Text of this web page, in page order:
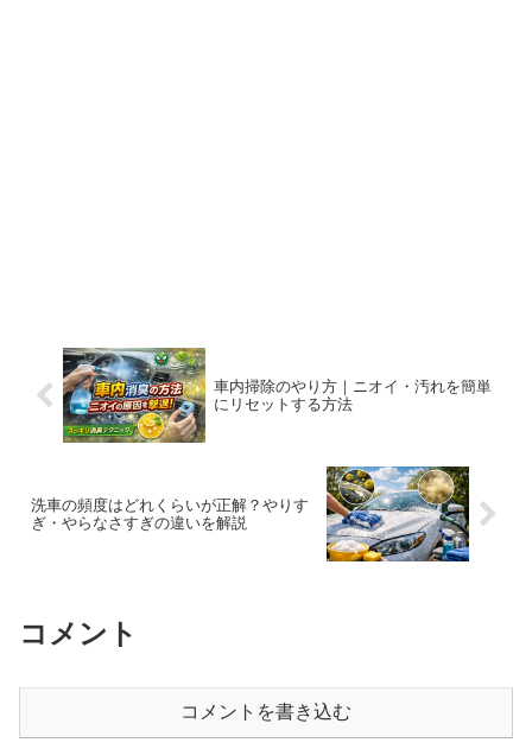
車内掃除のやり方｜ニオイ・汚れを簡単
にリセットする方法
洗車の頻度はどれくらいが正解？やりす
ぎ・やらなさすぎの違いを解説
コメント
コメントを書き込む